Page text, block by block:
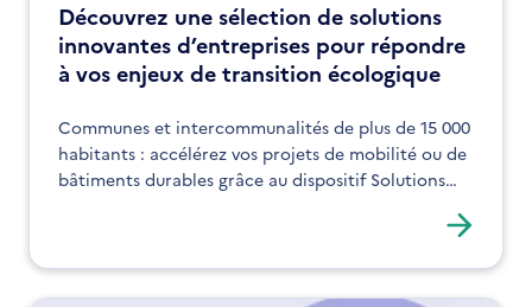
Découvrez une sélection de solutions
innovantes d’entreprises pour répondre
à vos enjeux de transition écologique
Communes et intercommunalités de plus de 15 000
habitants : accélérez vos projets de mobilité ou de
bâtiments durables grâce au dispositif Solutions